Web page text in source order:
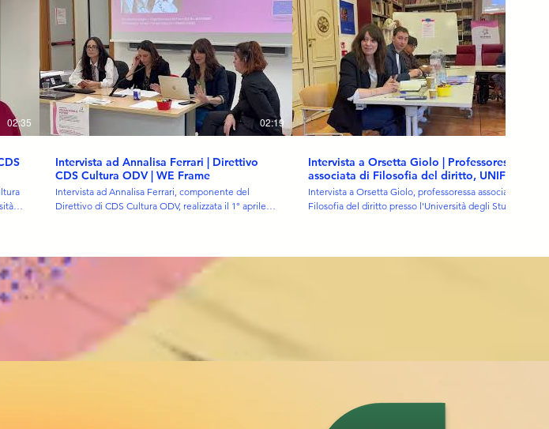
02:35
il
02:19
Intervista ad Annalisa Ferrari | Direttivo
CDS Cultura ODV | WE Frame
Intervista ad Annalisa Ferrari, componente del
Direttivo di CDS Cultura ODV, realizzata il 1° aprile
for Equality. Nel corso dell'intervista vengono
condivise alcune riflessioni sul percorso sviluppato
dal progetto e sull'importanza del lavoro svolto nei
laboratori, luoghi di confronto, partecipazione e
sperimentazione che hanno coinvolto ricercatori,
professionisti e cittadini. L'intervista è
accompagnata da immagini delle attività
laboratoriali e dei momenti di confronto realizzati
Intervista a Orsetta Giolo | Professoressa
associata di Filosofia del diritto, UNIFE |
WE Frame
Intervista a Orsetta Giolo, professoressa associata di
Filosofia del diritto presso l'Università degli Studi di
attività svolte nel corso dei laboratori realizzati a
Europea nell'ambito del Programma CERV. Partner
del progetto: • Università degli Studi di Ferrara •